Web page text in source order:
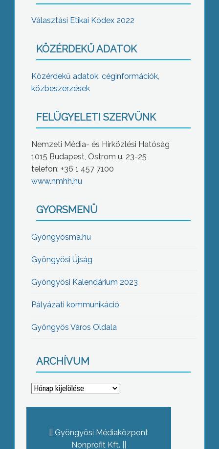
Választási Etikai Kódex 2022
KÖZÉRDEKŰ ADATOK
Közérdekű adatok, céginformációk,
közbeszerzések
FELÜGYELETI SZERVÜNK
Nemzeti Média- és Hírközlési Hatóság
1015 Budapest, Ostrom u. 23-25
telefon: +36 1 457 7100
www.nmhh.hu
GYORSMENÜ
Gyöngyösma.hu
Gyöngyösi Újság
Gyöngyösi Kalendárium 2023
Pályázati kommunikáció
Gyöngyös Város Oldala
ARCHÍVUM
Archívum
Gyöngyösi Médiaközpont
Nonprofit Kft.